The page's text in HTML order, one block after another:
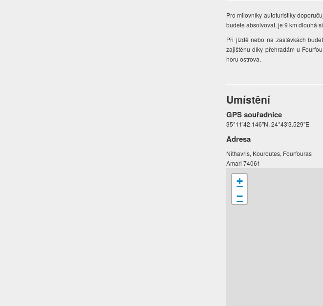
Pro milovníky autoturistiky
budete absolvovat, je 9 km dlouhá
Při jízdě nebo na zastávkách
zajištěnu díky přehradám u
horu ostrova.
Umístění
GPS souřadnice
35°11'42.146"N, 24°43'3.529"E
Adresa
Nithavris, Kouroutes, Fourfouras
Amari 74061
+
−